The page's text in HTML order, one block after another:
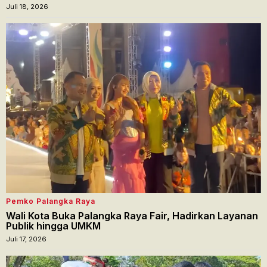
Juli 18, 2026
Pemko Palangka Raya
Wali Kota Buka Palangka Raya Fair, Hadirkan Layanan
Publik hingga UMKM
Juli 17, 2026